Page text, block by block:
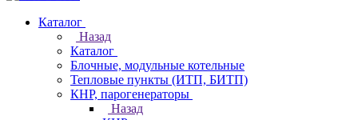
Каталог
Назад
Каталог
Блочные, модульные котельные
Тепловые пункты (ИТП, БИТП)
КНР, парогенераторы
Назад